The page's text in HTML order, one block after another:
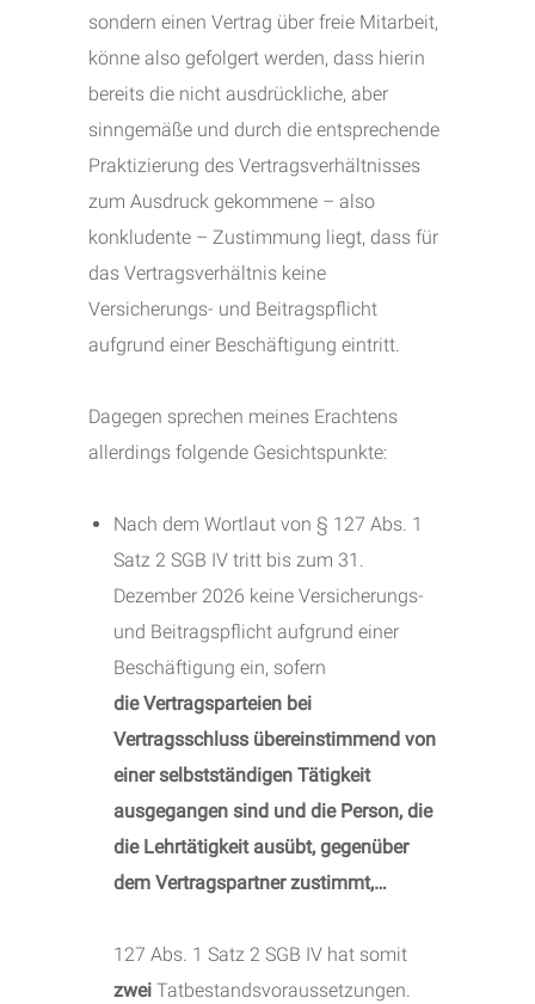
sondern einen Vertrag über freie Mitarbeit,
könne also gefolgert werden, dass hierin
bereits die nicht ausdrückliche, aber
sinngemäße und durch die entsprechende
Praktizierung des Vertragsverhältnisses
zum Ausdruck gekommene – also
konkludente – Zustimmung liegt, dass für
das Vertragsverhältnis keine
Versicherungs- und Beitragspflicht
aufgrund einer Beschäftigung eintritt.
Dagegen sprechen meines Erachtens
allerdings folgende Gesichtspunkte:
Nach dem Wortlaut von § 127 Abs. 1
Satz 2 SGB IV tritt bis zum 31.
Dezember 2026 keine Versicherungs-
und Beitragspflicht aufgrund einer
Beschäftigung ein, sofern
die Vertragsparteien bei
Vertragsschluss übereinstimmend von
einer selbstständigen Tätigkeit
ausgegangen sind und die Person, die
die Lehrtätigkeit ausübt, gegenüber
dem Vertragspartner zustimmt,…
127 Abs. 1 Satz 2 SGB IV hat somit
zweiTatbestandsvoraussetzungen.